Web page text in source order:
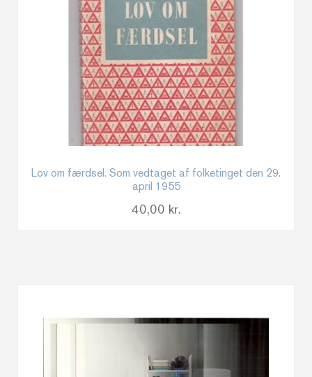
Lov om færdsel. Som vedtaget af folketinget den 29.
april 1955
40,00 kr.